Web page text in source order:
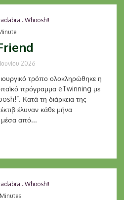
2026
τρόπο ολοκληρώθηκε η
πρόγραμμα eTwinning με
Κατά τη διάρκεια της
έλυναν κάθε μήνα
μέσα από...